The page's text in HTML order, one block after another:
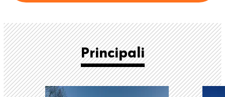
Principali